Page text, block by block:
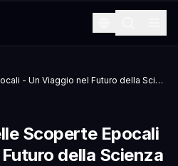
2025: L'Anno delle Scoperte Epocali - Un Viaggio nel Futuro della Scienza
Scoperte Epocali
della Scienza